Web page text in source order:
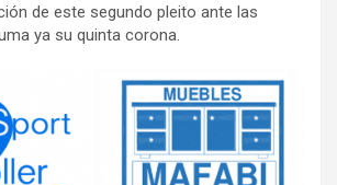
de este segundo pleito ante las
ya su quinta corona.